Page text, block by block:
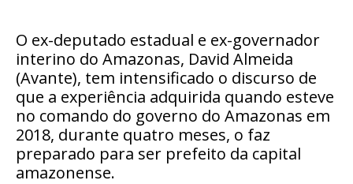
O ex-deputado estadual e ex-governador
interino do Amazonas, David Almeida
(Avante), tem intensificado o discurso de
que a experiência adquirida quando esteve
no comando do governo do Amazonas em
2018, durante quatro meses, o faz
preparado para ser prefeito da capital
amazonense.